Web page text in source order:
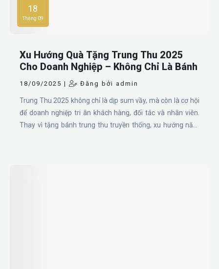
18
Tháng 09
Xu Hướng Quà Tặng Trung Thu 2025
Cho Doanh Nghiệp – Không Chỉ Là Bánh
18/09/2025 | Đăng bởi admin
Trung Thu 2025 không chỉ là dịp sum vầy, mà còn là cơ hội
để doanh nghiệp tri ân khách hàng, đối tác và nhân viên.
Thay vì tặng bánh trung thu truyền thống, xu hướng năm